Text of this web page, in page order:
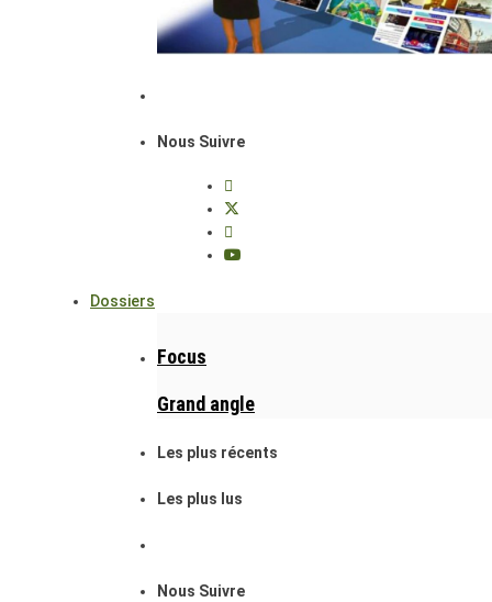
Nous Suivre
Dossiers
Focus
Grand angle
Les plus récents
Les plus lus
Nous Suivre